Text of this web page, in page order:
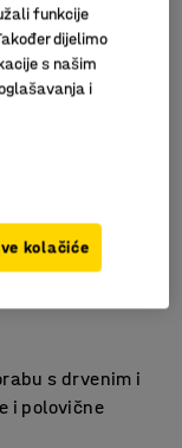
s drvenim i
i polovične
funkcije
dijelimo
s našim
i
kolačiće